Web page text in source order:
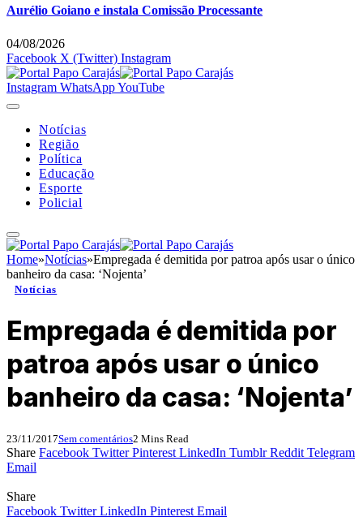
Aurélio Goiano e instala Comissão Processante
04/08/2026
Facebook X (Twitter) Instagram
Instagram WhatsAppYouTube
Notícias
Região
Política
Educação
Esporte
Policial
Home»Notícias»Empregada é demitida por patroa após usar o único
banheiro da casa: ‘Nojenta’
Notícias
Empregada é demitida por
patroa após usar o único
banheiro da casa: ‘Nojenta’
23/11/2017Sem comentários2 Mins Read
Share Facebook Twitter Pinterest LinkedIn Tumblr Reddit Telegram
Email
Share
Facebook Twitter LinkedIn Pinterest Email